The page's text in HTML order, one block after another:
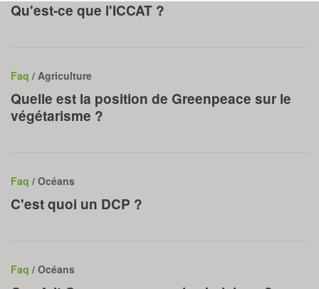
Qu'est-ce que l'ICCAT ?
Faq / Agriculture
Quelle est la position de Greenpeace sur le
végétarisme ?
Faq / Océans
C'est quoi un DCP ?
Faq / Océans